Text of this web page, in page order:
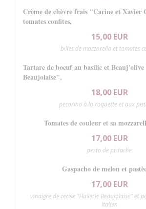
Crème de chèvre frais "Carine et Xavier
tomates confites,
15,00 EUR
billes de mozzarella et tomates
Tartare de boeuf au basilic et
Beaujolaise",
18,00 EUR
pecorino à la roquette et aux
Tomates de couleur et sa
17,00 EUR
pesto de pistache
Gaspacho de melon et
17,00 EUR
vinaigre de cerise "Huilerie Beaujolaise" et
Italien